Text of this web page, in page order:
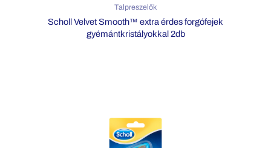
Talpreszelők
Scholl Velvet Smooth™ extra érdes forgófejek
gyémántkristályokkal 2db